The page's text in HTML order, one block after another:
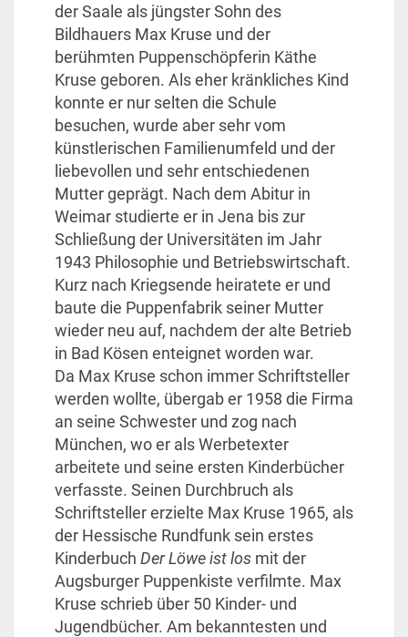
der Saale als jüngster Sohn des
Bildhauers Max Kruse und der
berühmten Puppenschöpferin Käthe
Kruse geboren. Als eher kränkliches Kind
konnte er nur selten die Schule
besuchen, wurde aber sehr vom
künstlerischen Familienumfeld und der
liebevollen und sehr entschiedenen
Mutter geprägt. Nach dem Abitur in
Weimar studierte er in Jena bis zur
Schließung der Universitäten im Jahr
1943 Philosophie und Betriebswirtschaft.
Kurz nach Kriegsende heiratete er und
baute die Puppenfabrik seiner Mutter
wieder neu auf, nachdem der alte Betrieb
in Bad Kösen enteignet worden war.
Da Max Kruse schon immer Schriftsteller
werden wollte, übergab er 1958 die Firma
an seine Schwester und zog nach
München, wo er als Werbetexter
arbeitete und seine ersten Kinderbücher
verfasste. Seinen Durchbruch als
Schriftsteller erzielte Max Kruse 1965, als
der Hessische Rundfunk sein erstes
Kinderbuch Der Löwe ist los mit der
Augsburger Puppenkiste verfilmte. Max
Kruse schrieb über 50 Kinder- und
Jugendbücher. Am bekanntesten und